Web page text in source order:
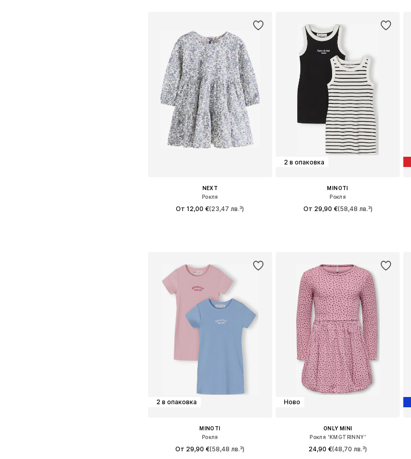
NEXT
Рокля
От 12,00 €(23,47 лв.³)
2 в опаковка
MINOTI
Рокля
От 29,90 €(58,48 лв.³)
2 в опаковка
MINOTI
Рокля
От 29,90 €(58,48 лв.³)
Ново
ONLY MINI
Рокля 'KMGTRINNY'
24,90 €(48,70 лв.³)